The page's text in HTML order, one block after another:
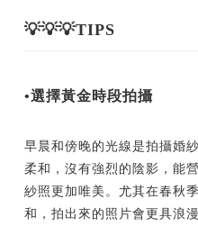
💡💡💡TIPS
•選擇黃金時段拍攝
早晨和傍晚的光線是拍攝婚
柔和，沒有強烈的陰影，能
紗照更加唯美。尤其在春秋
和，拍出來的照片會更具浪漫